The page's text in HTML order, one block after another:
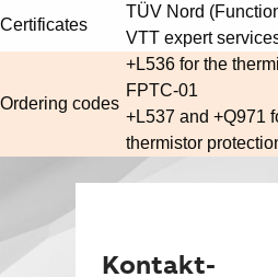
Certificates
TÜV Nord
VTT expert
Ordering codes
+L536 for the
FPTC-01
+L537 and +Q971
thermistor
Kontakt-